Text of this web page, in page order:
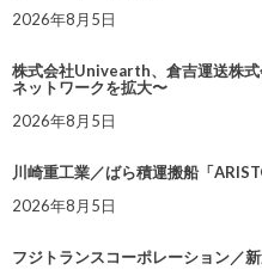
2026年8月5日
株式会社Univearth、倉吉運送株
ネットワークを拡大〜
2026年8月5日
川崎重工業／ばら積運搬船「
2026年8月5日
フジトランスコーポレーション／